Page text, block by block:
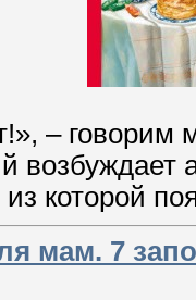
–
возбуждает
которой
мам. 7